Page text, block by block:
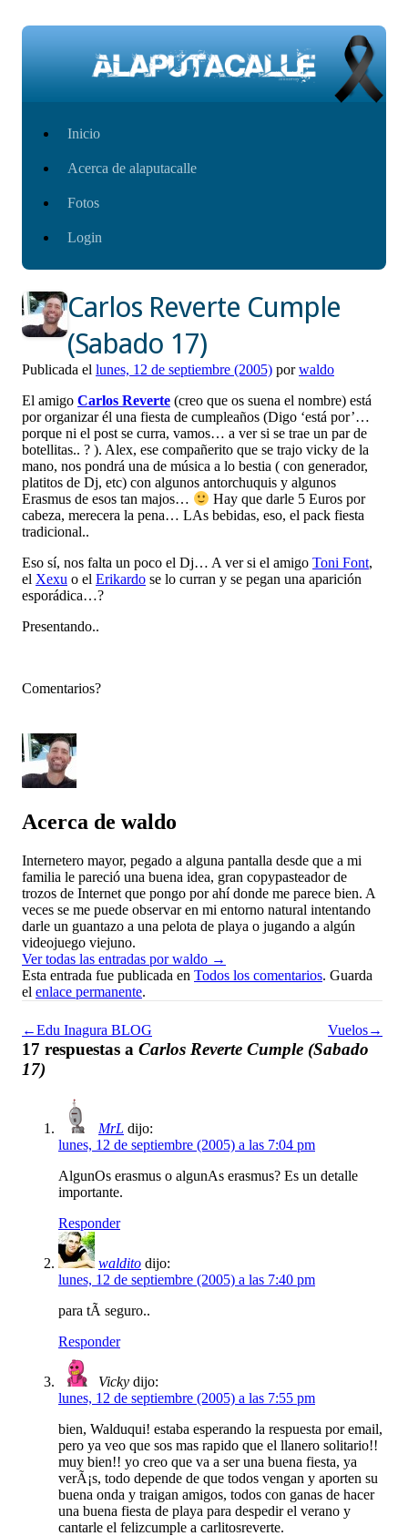
Inicio
Acerca de alaputacalle
Fotos
Login
Carlos Reverte Cumple
(Sabado 17)
Publicada el lunes, 12 de septiembre (2005) por waldo
El amigo Carlos Reverte (creo que os suena el nombre) está
por organizar él una fiesta de cumpleaños (Digo ‘está por’…
porque ni el post se curra, vamos… a ver si se trae un par de
botellitas.. ? ). Alex, ese compañerito que se trajo vicky de la
mano, nos pondrá una de música a lo bestia ( con generador,
platitos de Dj, etc) con algunos antorchuquis y algunos
Erasmus de esos tan majos…
Hay que darle 5 Euros por
cabeza, merecera la pena… LAs bebidas, eso, el pack fiesta
tradicional..
Eso sí, nos falta un poco el Dj… A ver si el amigo Toni Font,
el Xexu o el Erikardo se lo curran y se pegan una aparición
esporádica…?
Presentando..
Comentarios?
Acerca de waldo
Internetero mayor, pegado a alguna pantalla desde que a mi
familia le pareció una buena idea, gran copypasteador de
trozos de Internet que pongo por ahí donde me parece bien. A
veces se me puede observar en mi entorno natural intentando
darle un guantazo a una pelota de playa o jugando a algún
videojuego viejuno.
Ver todas las entradas por waldo →
Esta entrada fue publicada en Todos los comentarios. Guarda
el enlace permanente.
←Edu Inagura BLOG Vuelos→
17 respuestas a Carlos Reverte Cumple (Sabado
17)
MrL dijo:
lunes, 12 de septiembre (2005) a las 7:04 pm
AlgunOs erasmus o algunAs erasmus? Es un detalle
importante.
Responder
waldito dijo:
lunes, 12 de septiembre (2005) a las 7:40 pm
para tÃ­ seguro..
Responder
Vicky dijo:
lunes, 12 de septiembre (2005) a las 7:55 pm
bien, Walduqui! estaba esperando la respuesta por email,
pero ya veo que sos mas rapido que el llanero solitario!!
muy bien!! yo creo que va a ser una buena fiesta, ya
verÃ¡s, todo depende de que todos vengan y aporten su
buena onda y traigan amigos, todos con ganas de hacer
una buena fiesta de playa para despedir el verano y
cantarle el felizcumple a carlitosreverte.